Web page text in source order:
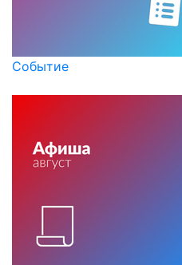
Событие